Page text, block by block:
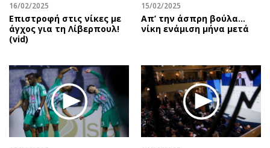
Χειρόγραφα
Επιστολές
16/02/2025
Επιστροφή στις νίκες με
άγχος για τη Λίβερπουλ!
(vid)
15/02/2025
Απ’ την άσπρη βούλα…
νίκη ενάμιση μήνα μετά